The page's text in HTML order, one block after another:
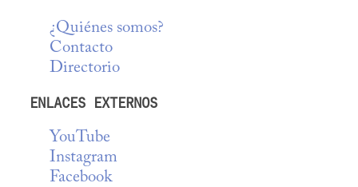
¿Quiénes somos?
Contacto
Directorio
ENLACES EXTERNOS
YouTube
Instagram
Facebook